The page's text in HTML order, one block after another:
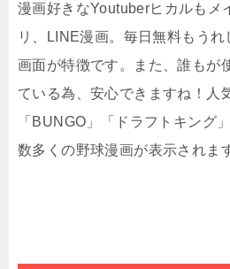
漫画好きなYoutuberヒカルもメ
リ、
LINE漫画。毎日無料もう
画面が特徴です。また、誰もが
ている為、安心できますね！人
「 BUNGO 」「ドラフトキング
数多くの野球漫画が表示されま